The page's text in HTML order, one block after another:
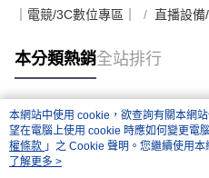
｜電競/3C數位專區｜ 直播設備
本分類熱銷全站排行
熱門標籤
本網站中使用 cookie，欲查詢有關本網
望在電腦上使用 cookie 時應如何變更電
權條款 」之 Cookie 聲明。您繼續使用
用條款之 Cookie 聲明使用 cookie。
了解更多 >